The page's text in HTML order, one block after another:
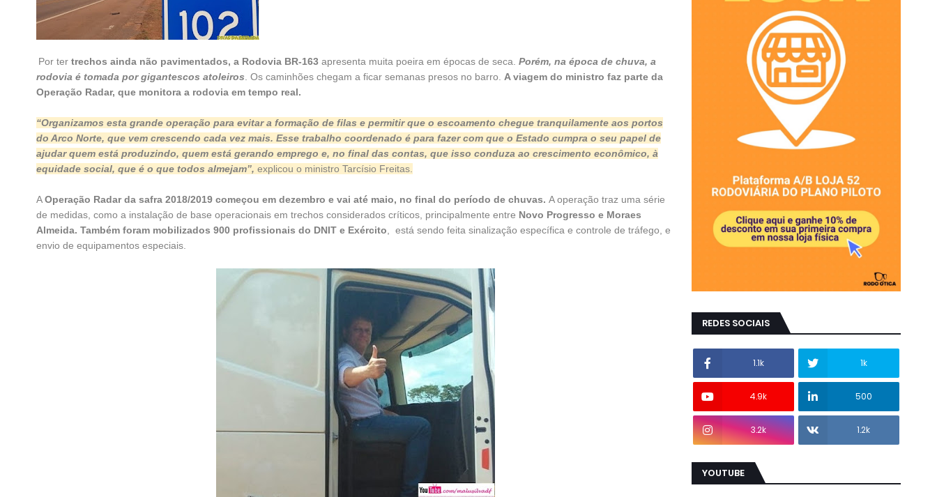
Por ter trechos ainda não pavimentados, a Rodovia BR-163 apresenta muita poeira em épocas de seca. Porém, na época de chuva, a
rodovia é tomada por gigantescos atoleiros . Os caminhões chegam a ficar semanas presos no barro. A viagem do ministro faz parte da
Operação Radar, que monitora a rodovia em tempo real.
“Organizamos esta grande operação para evitar a formação de filas e permitir que o escoamento chegue tranquilamente aos portos
do Arco Norte, que vem crescendo cada vez mais. Esse trabalho coordenado é para fazer com que o Estado cumpra o seu papel de
ajudar quem está produzindo, quem está gerando emprego e, no final das contas, que isso conduza ao crescimento econômico, à
equidade social, que é o que todos almejam”, explicou o ministro Tarcísio Freitas.
AOperação Radar da safra 2018/2019 começou em dezembro e vai até maio, no final do período de chuvas. A operação traz uma série
de medidas, como a instalação de base operacionais em trechos considerados críticos, principalmente entre Novo Progresso e Moraes
Almeida. Também foram mobilizados 900 profissionais do DNIT e Exército , está sendo feita sinalização específica e controle de tráfego, e
envio de equipamentos especiais.
REDES SOCIAIS
1.1k 1k
4.9k 500
3.2k 1.2k
YOUTUBE